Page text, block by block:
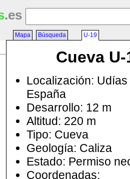
.es
Mapa Búsqueda U-19
Cueva U-
Localización:
España
Desarrollo: 12 m
Altitud: 220 m
Tipo: Cueva
Geología: Caliza
Estado: Permiso
Coordenadas: